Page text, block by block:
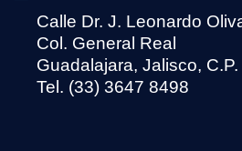
Calle Dr. J. Leonardo
Col. General Real
Guadalajara, Jalisco,
Tel. (33) 3647 8498